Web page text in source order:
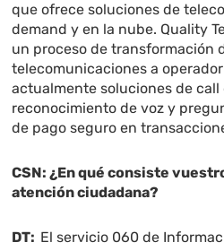
que ofrece soluciones de
demand y en la nube. Quality
un proceso de transformación
telecomunicaciones a
actualmente soluciones de
reconocimiento de voz y
de pago seguro en
CSN: ¿En qué consiste
atención ciudadana?
DT: El servicio 060 de